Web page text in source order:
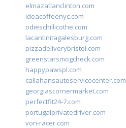
elmazatlanclinton.com
ideacoffeenyc.com
odieschillicothe.com
lacantinitagalesburg.com
pizzadeliverybristol.com
greenstarsmogcheck.com
happypawspl.com
callahansautoservicecenter.com
georgiascornermarket.com
perfectfit24-7.com
portugalprivatedriver.com
von-racer.com